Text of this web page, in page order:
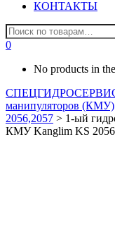
КОНТАКТЫ
0
No products in
манипуляторов (КМУ)
2056,2057 > 1-ый
КМУ Kanglim KS